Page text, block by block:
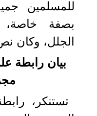
للمسلمين
بصفة
الجلل، وكان نص
بيان رابطة
تستنكر،